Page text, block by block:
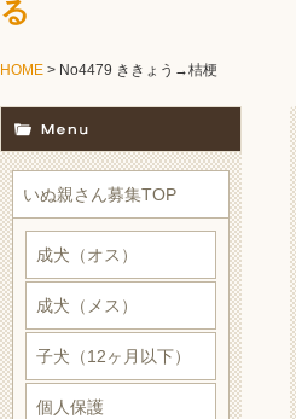
る
HOME > No4479 ききょう→桔梗
いぬ親さん募集TOP
成犬（オス）
成犬（メス）
子犬（12ヶ月以下）
個人保護